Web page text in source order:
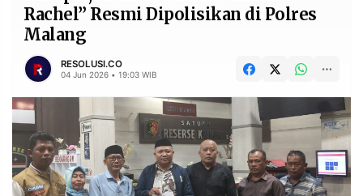
EDITORIAL AKSARA
DAERAH NASIONAL
MANCA SPORT
INFORMASI
Rachel” Resmi Dipolisikan di Polres
Malang
RESOLUSI.CO
04 Jun 2026 • 19:03 WIB